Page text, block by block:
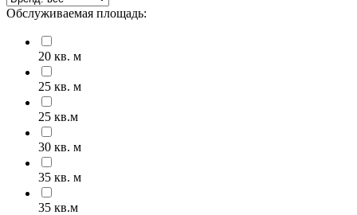
Обслуживаемая площадь:
20 кв. м
25 кв. м
25 кв.м
30 кв. м
35 кв. м
35 кв.м